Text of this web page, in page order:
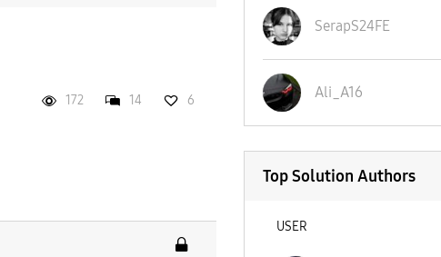
172 14 6
SerapS24FE
Ali_A16
Top Solution Authors
USER